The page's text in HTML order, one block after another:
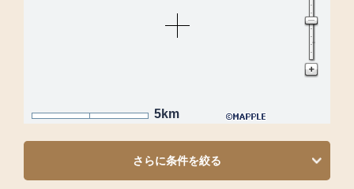
5km
さらに条件を絞る